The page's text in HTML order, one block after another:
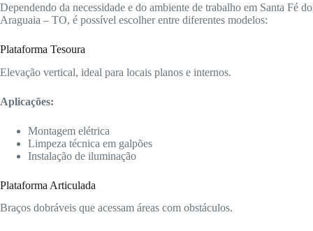
Dependendo da necessidade e do ambiente de trabalho em Santa Fé do
Araguaia – TO, é possível escolher entre diferentes modelos:
Plataforma Tesoura
Elevação vertical, ideal para locais planos e internos.
Aplicações:
Montagem elétrica
Limpeza técnica em galpões
Instalação de iluminação
Plataforma Articulada
Braços dobráveis que acessam áreas com obstáculos.